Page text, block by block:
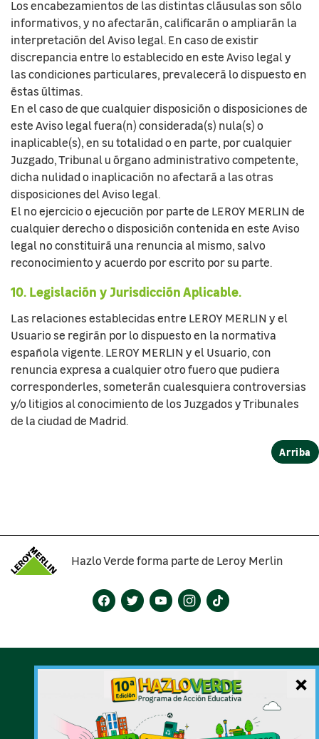
×
Los encabezamientos de las distintas cláusulas son sólo
informativos, y no afectarán, calificarán o ampliarán la
interpretación del Aviso legal. En caso de existir
discrepancia entre lo establecido en este Aviso legal y
las condiciones particulares, prevalecerá lo dispuesto en
éstas últimas.
En el caso de que cualquier disposición o disposiciones de
este Aviso legal fuera(n) considerada(s) nula(s) o
inaplicable(s), en su totalidad o en parte, por cualquier
Juzgado, Tribunal u órgano administrativo competente,
dicha nulidad o inaplicación no afectará a las otras
disposiciones del Aviso legal.
El no ejercicio o ejecución por parte de LEROY MERLIN de
cualquier derecho o disposición contenida en este Aviso
legal no constituirá una renuncia al mismo, salvo
reconocimiento y acuerdo por escrito por su parte.
10. Legislación y Jurisdicción Aplicable.
Las relaciones establecidas entre LEROY MERLIN y el
Usuario se regirán por lo dispuesto en la normativa
española vigente. LEROY MERLIN y el Usuario, con
renuncia expresa a cualquier otro fuero que pudiera
corresponderles, someterán cualesquiera controversias
y/o litigios al conocimiento de los Juzgados y Tribunales
de la ciudad de Madrid.
Arriba
Hazlo Verde forma parte de Leroy Merlin
Bases del concurso
Mapa Web
FAQ's Contacto